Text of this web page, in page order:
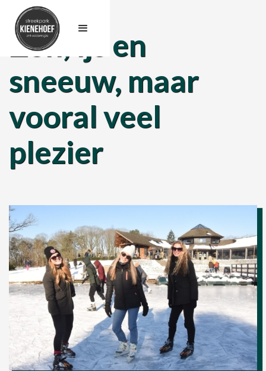
Zon, ijs en
sneeuw, maar
vooral veel
plezier